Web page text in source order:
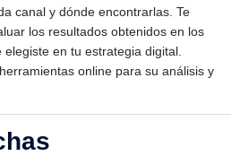
canal y dónde encontrarlas. Te
los resultados obtenidos en los
en tu estrategia digital.
online para su análisis y